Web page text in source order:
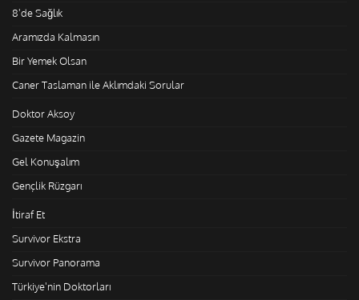
8'de Sağlık
Aramızda Kalmasın
Bir Yemek Olsan
Caner Taslaman ile Aklımdaki Sorular
Doktor Aksoy
Gazete Magazin
Gel Konuşalım
Gençlik Rüzgarı
İtiraf Et
Survivor Ekstra
Survivor Panorama
Türkiye'nin Doktorları